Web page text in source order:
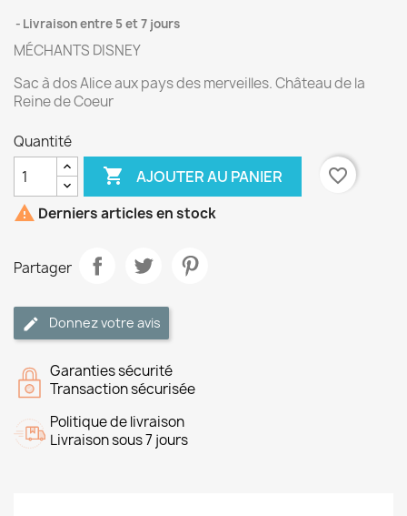
Livraison entre 5 et 7 jours
MÉCHANTS DISNEY
Sac à dos Alice aux pays des merveilles. Château de la
Reine de Coeur
Quantité
 AJOUTER AU PANIER
favorite_border
 Derniers articles en stock
Partager
Donnez votre avis
Garanties sécurité
Transaction sécurisée
Politique de livraison
Livraison sous 7 jours